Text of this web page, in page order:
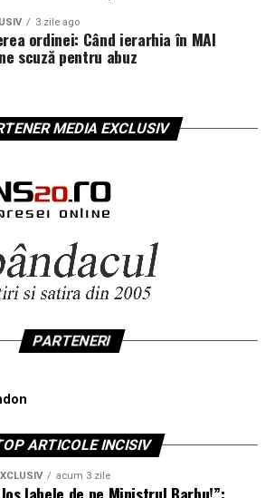
3 zile ago
ordinei: Când ierarhia în MAI
scuză pentru abuz
MEDIA EXCLUSIV
PARTENERI
ARTICOLE INCISIV
acum 3 zile
labele de pe Ministrul Barbu!”: